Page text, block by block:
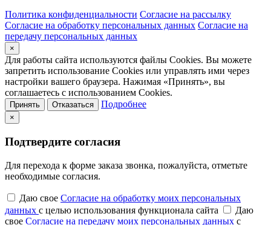
Политика конфиденциальности Согласие на рассылку
Согласие на обработку персональных данных Согласие на
передачу персональных данных
×
Для работы сайта используются файлы Cookies. Вы можете
запретить использование Cookies или управлять ими через
настройки вашего браузера. Нажимая «Принять», вы
соглашаетесь с использованием Cookies.
Принять Отказаться Подробнее
×
Подтвердите согласия
Для перехода к форме заказа звонка, пожалуйста, отметьте
необходимые согласия.
Даю свое Согласие на обработку моих персональных
данных с целью использования функционала сайта
Даю
свое Согласие на передачу моих персональных данных с